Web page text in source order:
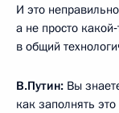
И это
а не просто
в общий
В.Путин: Вы
как заполнять